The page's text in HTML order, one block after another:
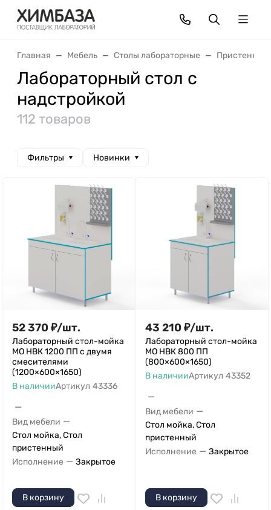
Главная Мебель Столы лабораторные Пристенные
Лабораторный стол с
надстройкой
112 товаров
Фильтры Новинки
52 370 ₽/шт.
Лабораторный стол-мойка
МО НВК 1200 ПП с двумя
смесителями
(1200×600×1650)
В наличииАртикул 43336
—
Вид мебели —
Стол мойка, Стол
пристенный
Исполнение — Закрытое
В корзину
43 210 ₽/шт.
Лабораторный стол-мойка
МО НВК 800 ПП
(800×600×1650)
В наличииАртикул 43352
—
Вид мебели —
Стол мойка, Стол
пристенный
Исполнение — Закрытое
В корзину